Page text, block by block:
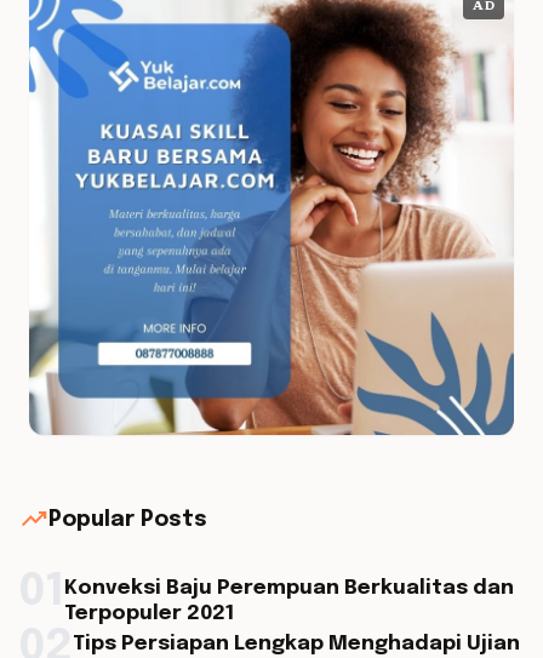
AD
trending_up Popular Posts
Konveksi Baju Perempuan Berkualitas dan
Terpopuler 2021
Tips Persiapan Lengkap Menghadapi Ujian